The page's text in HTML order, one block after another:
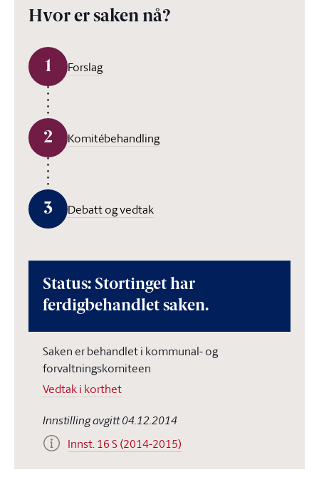
Hvor er saken nå?
1 Forslag
2 Komitébehandling
3 Debatt og vedtak
Status: Stortinget har
ferdigbehandlet saken.
Saken er behandlet i kommunal- og
forvaltningskomiteen
Vedtak i korthet
Innstilling avgitt 04.12.2014
Innst. 16 S (2014-2015)